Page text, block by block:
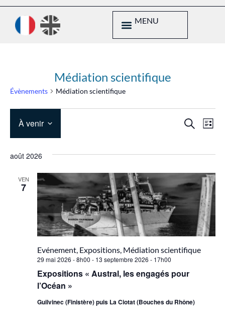
MENU
Médiation scientifique
Évènements Médiation scientifique
de
vues
Recherche
Liste
À venir
date.
août 2026
VEN
7
29 mai 2026 - 8h00 - 13 septembre 2026 - 17h00
Expositions « Austral, les engagés pour
l’Océan »
Evénement, Expositions, Médiation scientifique
Guilvinec (Finistère) puis La Ciotat (Bouches du Rhône)